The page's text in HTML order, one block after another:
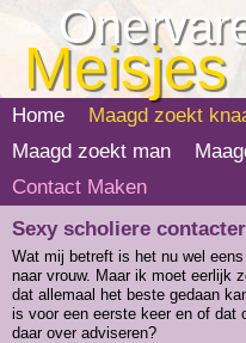
Meisjes
Home Maagd zoekt
Maagd zoekt man
Contact Maken
Sexy scholiere
Wat mij betreft is het nu wel
naar vrouw. Maar ik moet eerlijk
dat allemaal het beste gedaan
is voor een eerste keer en of dat
daar over adviseren?